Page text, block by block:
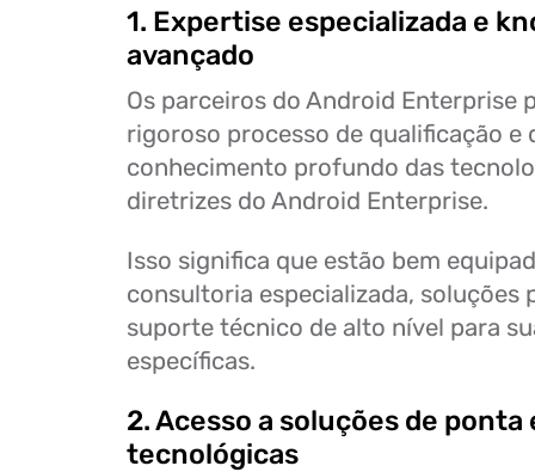
1. Expertise especializada e
avançado
Os parceiros do Android Enterprise
rigoroso processo de qualificação e
conhecimento profundo das
diretrizes do Android Enterprise.
Isso significa que estão bem
consultoria especializada, soluções
suporte técnico de alto nível para
específicas.
2. Acesso a soluções de ponta
tecnológicas